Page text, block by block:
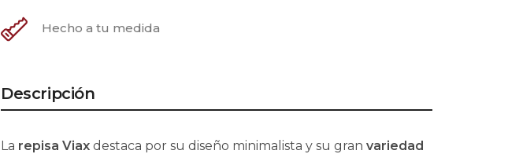
Hecho a tu medida
Descripción
La repisa Viax destaca por su diseño minimalista y su gran variedad